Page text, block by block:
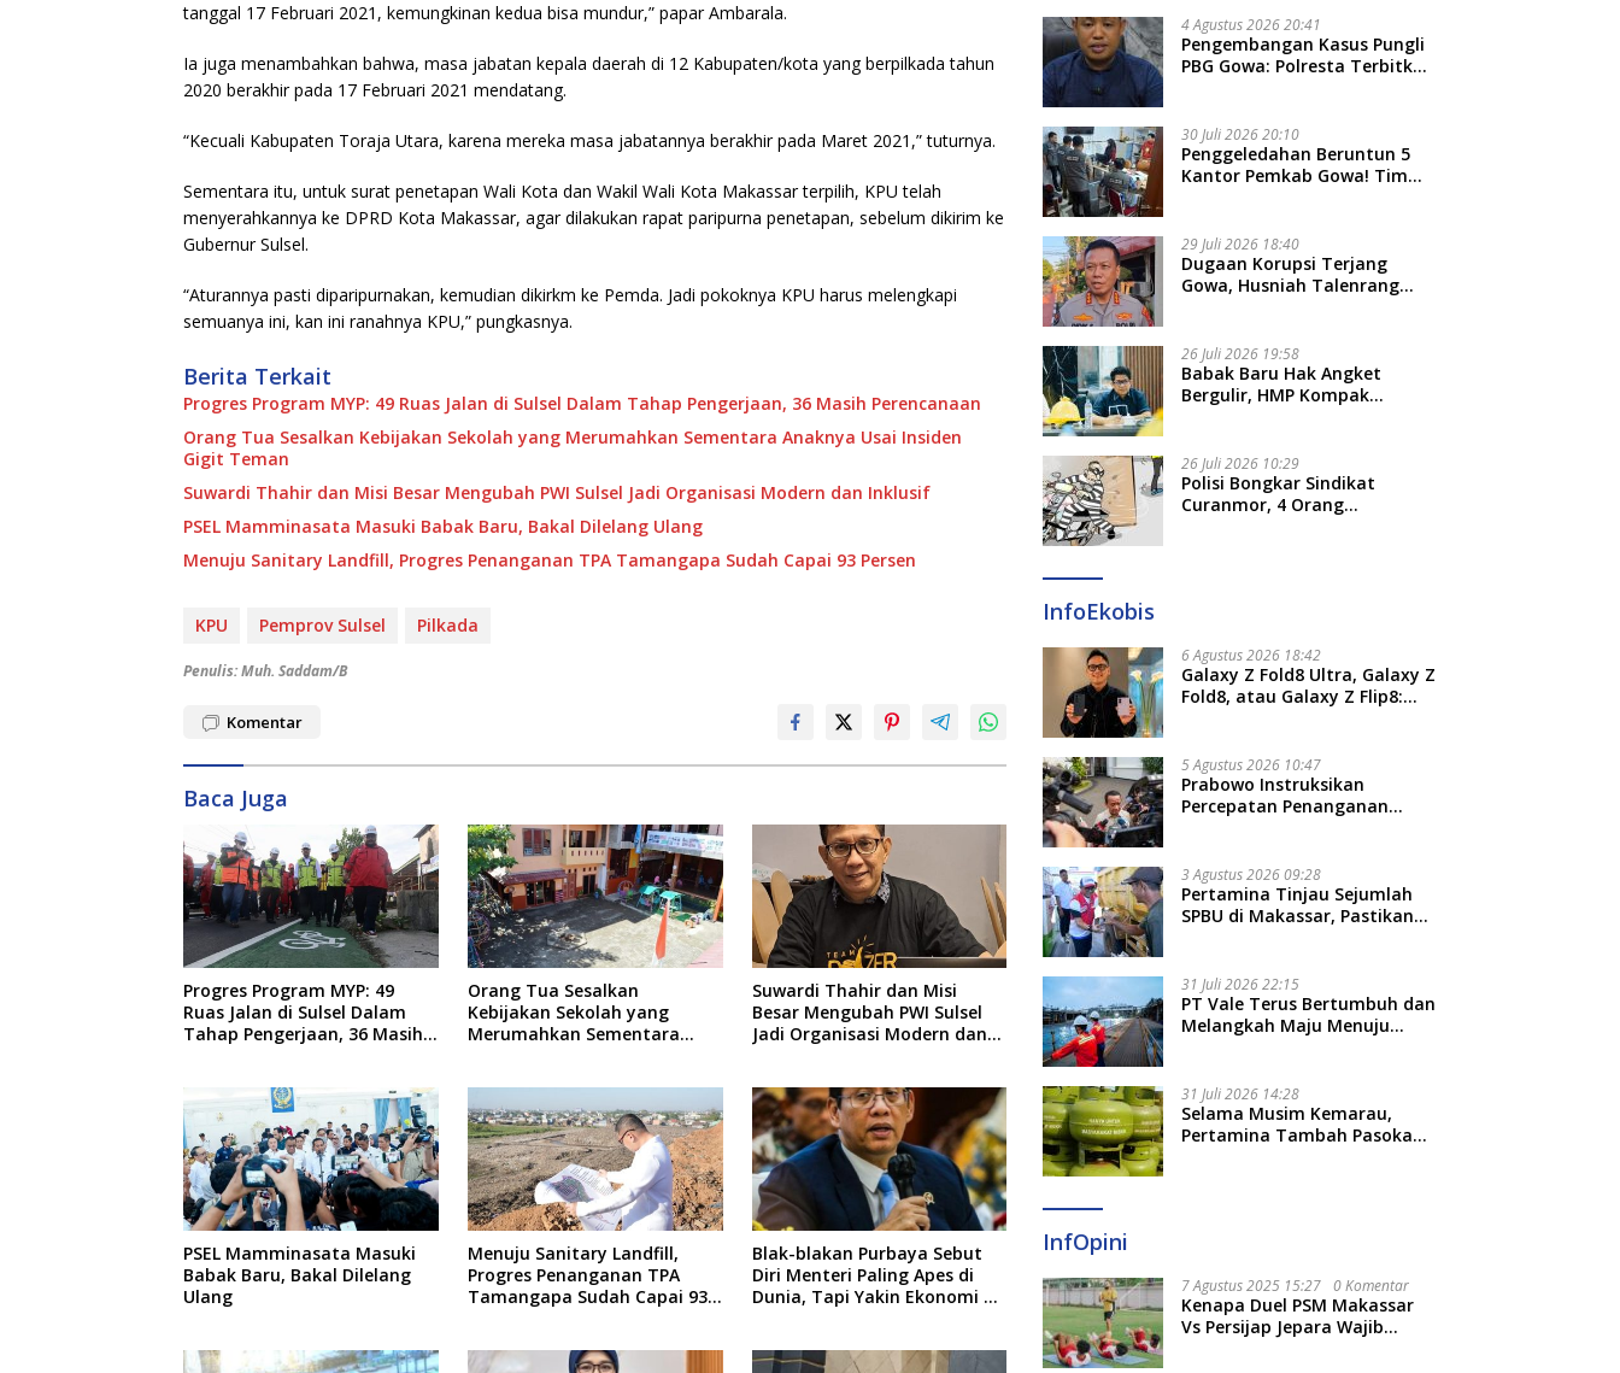
tanggal 17 Februari 2021, kemungkinan kedua bisa mundur,” papar Ambarala.
Ia juga menambahkan bahwa, masa jabatan kepala daerah di 12 Kabupaten/kota yang berpilkada tahun
2020 berakhir pada 17 Februari 2021 mendatang.
“Kecuali Kabupaten Toraja Utara, karena mereka masa jabatannya berakhir pada Maret 2021,” tuturnya.
Sementara itu, untuk surat penetapan Wali Kota dan Wakil Wali Kota Makassar terpilih, KPU telah
menyerahkannya ke DPRD Kota Makassar, agar dilakukan rapat paripurna penetapan, sebelum dikirim ke
Gubernur Sulsel.
“Aturannya pasti diparipurnakan, kemudian dikirkm ke Pemda. Jadi pokoknya KPU harus melengkapi
semuanya ini, kan ini ranahnya KPU,” pungkasnya.
Berita Terkait
Progres Program MYP: 49 Ruas Jalan di Sulsel Dalam Tahap Pengerjaan, 36 Masih Perencanaan
Orang Tua Sesalkan Kebijakan Sekolah yang Merumahkan Sementara Anaknya Usai Insiden
Gigit Teman
Suwardi Thahir dan Misi Besar Mengubah PWI Sulsel Jadi Organisasi Modern dan Inklusif
PSEL Mamminasata Masuki Babak Baru, Bakal Dilelang Ulang
Menuju Sanitary Landfill, Progres Penanganan TPA Tamangapa Sudah Capai 93 Persen
KPU Pemprov Sulsel Pilkada
Penulis: Muh. Saddam/B
Komentar
Baca Juga
Progres Program MYP: 49
Ruas Jalan di Sulsel Dalam
Tahap Pengerjaan, 36 Masih
Orang Tua Sesalkan
Kebijakan Sekolah yang
Merumahkan Sementara
Suwardi Thahir dan Misi
Besar Mengubah PWI Sulsel
Jadi Organisasi Modern dan
PSEL Mamminasata Masuki
Babak Baru, Bakal Dilelang
Ulang
Menuju Sanitary Landfill,
Progres Penanganan TPA
Tamangapa Sudah Capai 93
Blak-blakan Purbaya Sebut
Diri Menteri Paling Apes di
Dunia, Tapi Yakin Ekonomi RI
4 Agustus 2026 20:41
Pengembangan Kasus Pungli
PBG Gowa: Polresta Terbitkan
30 Juli 2026 20:10
Penggeledahan Beruntun 5
Kantor Pemkab Gowa! Tim
Rp16 Miliar
29 Juli 2026 18:40
Dugaan Korupsi Terjang
Gowa, Husniah Talenrang
26 Juli 2026 19:58
​Babak Baru Hak Angket
Bergulir, HMP Kompak
26 Juli 2026 10:29
Polisi Bongkar Sindikat
Curanmor, 4 Orang
InfoEkobis
6 Agustus 2026 18:42
Galaxy Z Fold8 Ultra, Galaxy Z
Fold8, atau Galaxy Z Flip8:
5 Agustus 2026 10:47
Prabowo Instruksikan
Percepatan Penanganan
3 Agustus 2026 09:28
Pertamina Tinjau Sejumlah
SPBU di Makassar, Pastikan
31 Juli 2026 22:15
PT Vale Terus Bertumbuh dan
Melangkah Maju Menuju
31 Juli 2026 14:28
Selama Musim Kemarau,
Pertamina Tambah Pasokan
InfOpini
7 Agustus 2025 15:27 0 Komentar
Kenapa Duel PSM Makassar
Vs Persijap Jepara Wajib